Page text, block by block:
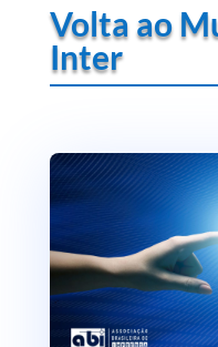
Volta ao
Inter